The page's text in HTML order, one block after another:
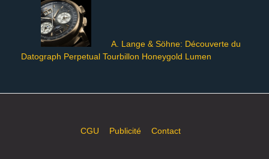
A. Lange & Söhne: Découverte du
Datograph Perpetual Tourbillon Honeygold Lumen
CGU Publicité Contact